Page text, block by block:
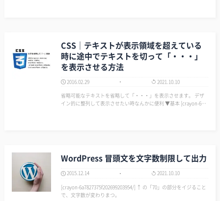
CSS｜テキストが表示領域を超えている
時に途中でテキストを切って「・・・」
を表示させる方法
2016.02.29
2021.10.10
省略可能なテキストを省略して「・・・」を表示させます。 デザ
イン的に整列して表示させたい時なんかに便利 ▼基本 [crayon-6a7
WordPress 冒頭文を文字数制限して出力
2015.12.14
2021.10.10
[crayon-6a7827375f202699203954/] ↑ の「70」の部分をイジること
で、文字数が変わりまつ。